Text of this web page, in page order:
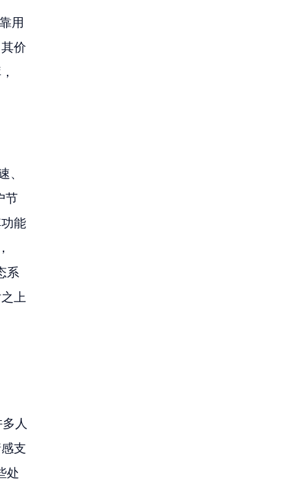
用
价
节
能
系
上
人
支
处